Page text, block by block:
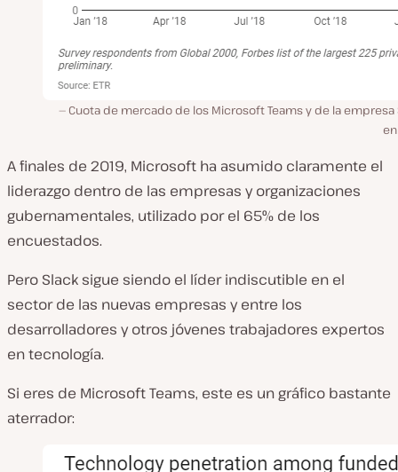
Cuota de mercado de los Microsoft Teams y de la empresa
A finales de 2019, Microsoft ha asumido claramente el
liderazgo dentro de las empresas y organizaciones
gubernamentales, utilizado por el 65% de los
encuestados.
Pero Slack sigue siendo el líder indiscutible en el
sector de las nuevas empresas y entre los
desarrolladores y otros jóvenes trabajadores expertos
en tecnología.
Si eres de Microsoft Teams, este es un gráfico bastante
aterrador: